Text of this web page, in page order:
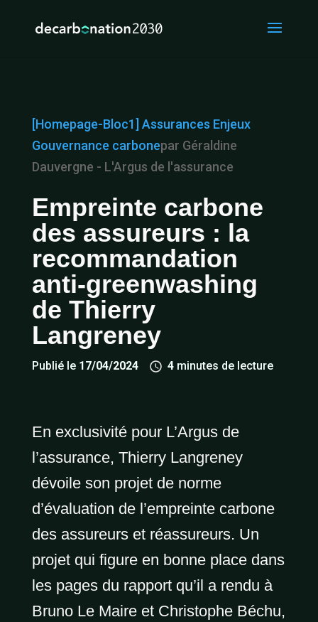
[Homepage-Bloc1] Assurances Enjeux
Gouvernance carbonepar Géraldine
Dauvergne - L'Argus de l'assurance
Empreinte carbone
des assureurs : la
recommandation
anti-greenwashing
de Thierry
Langreney
Publié le 17/04/2024 4minutes de lecture
En exclusivité pour L’Argus de
l’assurance, Thierry Langreney
dévoile son projet de norme
d’évaluation de l’empreinte carbone
des assureurs et réassureurs. Un
projet qui figure en bonne place dans
les pages du rapport qu’il a rendu à
Bruno Le Maire et Christophe Béchu,